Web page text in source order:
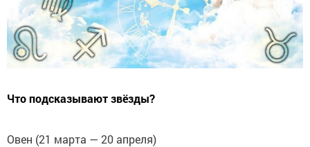
Что подсказывают звёзды?
Овен (21 марта — 20 апреля)